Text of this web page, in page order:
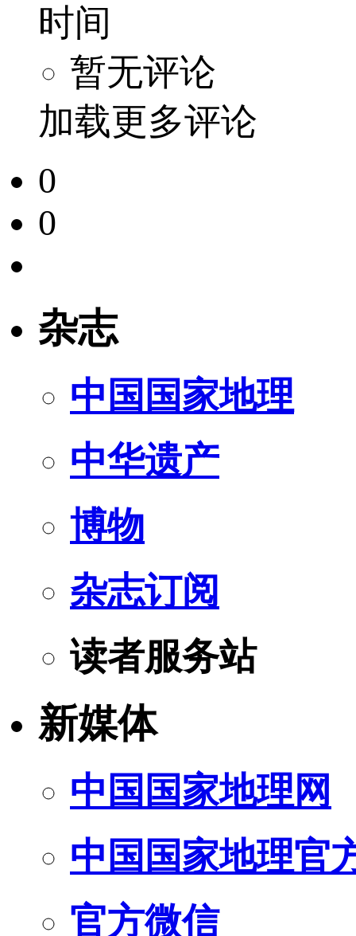
时间
暂无评论
加载更多评论
0
0
杂志
中国国家地理
中华遗产
博物
杂志订阅
读者服务站
新媒体
中国国家地理网
中国国家地理官
官方微信